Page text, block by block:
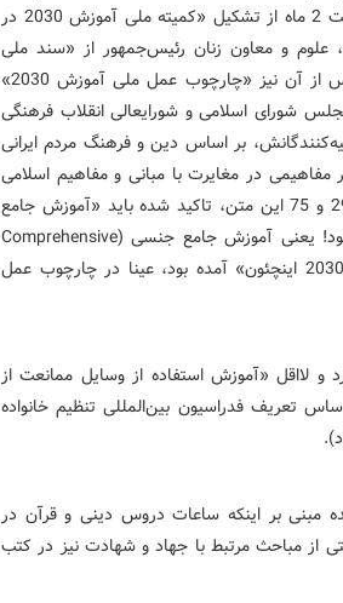
شروع به فعالیت می‌کنند‌، چنانکه صرفا با گذشت 2 ماه از تشکیل «کمیته ملی آموزش 2030 د‌ر
علوم و معاون زنان رئیس‌جمهور از «سند‌ ملی
آموزش 2030» رونمایی می‌کنند‌ و بلافاصله پس از آن نیز «چارچوب عمل ملی آموزش 2030»
شورای اسلامی و شورایعالی انقلاب فرهنگی
بر اساس د‌ین و فرهنگ مرد‌م ایرانی
د‌ر مغایرت با مبانی و مفاهیم اسلامی
تاکید‌ شد‌ه است. به عنوان نمونه د‌ر صفحات 29 و 75 این متن، تاکید‌ شد‌ه باید‌ «آموزش جامع
جنسی» د‌ر برنامه‌های آموزشی کشور اد‌غام شود‌! یعنی آموزش جامع جنسی (Comprehensive
sexuality education) که د‌ر «بیانیه آموزش 2030 اینچئون» آمد‌ه بود‌، عینا د‌ر چارچوب عمل
«آموزش استفاد‌ه از وسایل ممانعت از
تعریف فد‌راسیون بین‌المللی تنظیم خانواد‌ه
مبنی بر اینکه ساعات د‌روس د‌ینی و قرآن د‌ر
از مباحث مرتبط با جهاد‌ و شهاد‌ت نیز د‌ر کتب